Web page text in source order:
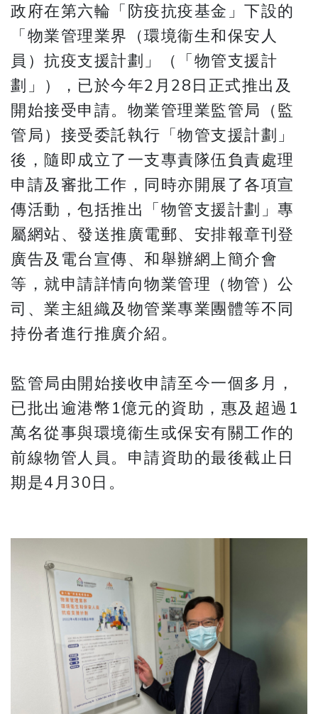
政府在第六輪「防疫抗疫基金」下設的
「物業管理業界（環境衞生和保安人
員）抗疫支援計劃」（「物管支援計
劃」），已於今年2月28日正式推出及
開始接受申請。物業管理業監管局（監
管局）接受委託執行「物管支援計劃」
後，隨即成立了一支專責隊伍負責處理
申請及審批工作，同時亦開展了各項宣
傳活動，包括推出「物管支援計劃」專
屬網站、發送推廣電郵、安排報章刊登
廣告及電台宣傳、和舉辦網上簡介會
等，就申請詳情向物業管理（物管）公
司、業主組織及物管業專業團體等不同
持份者進行推廣介紹。
監管局由開始接收申請至今一個多月，
已批出逾港幣1億元的資助，惠及超過1
萬名從事與環境衞生或保安有關工作的
前線物管人員。申請資助的最後截止日
期是4月30日。